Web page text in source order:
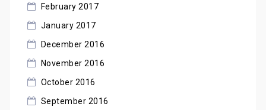
February 2017
January 2017
December 2016
November 2016
October 2016
September 2016